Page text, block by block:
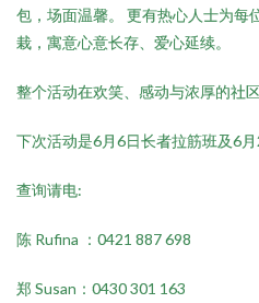
包，场面温馨。 更有热心人士为每
栽，寓意心意长存、爱心延续。
整个活动在欢笑、感动与浓厚的社
下次活动是6月6日长者拉筋班及6
查询请电:
陈 Rufina ：0421 887 698
郑 Susan：0430 301 163